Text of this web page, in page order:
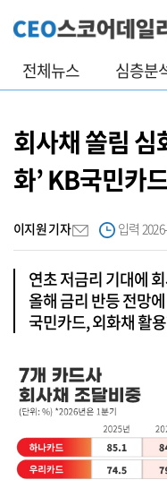
전체뉴스 심층분
회사채 쏠림
화’ KB국민카
이지원 기자 입력
연초 저금리 기대에
올해 금리 반등 전망
국민카드, 외화채 활